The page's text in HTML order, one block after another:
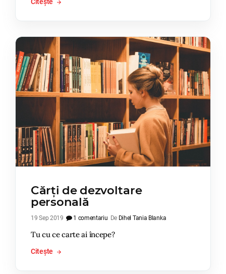
Cărți de dezvoltare
personală
19 Sep 2019 1 comentariu De Dihel Tania Blanka
Tu cu ce carte ai începe?
Citește